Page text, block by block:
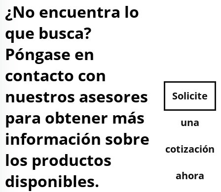
¿No encuentra lo
que busca?
Póngase en
contacto con
nuestros asesores
para obtener más
información sobre
los productos
disponibles.
Solicite
una
cotización
ahora